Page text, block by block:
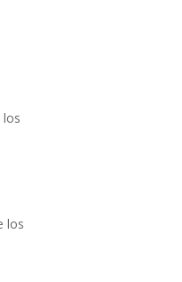
los
los